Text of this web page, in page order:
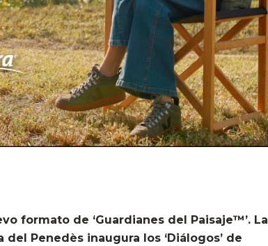
formato de ‘Guardianes del Paisaje™’. La
Penedès inaugura los ‘Diálogos’ de